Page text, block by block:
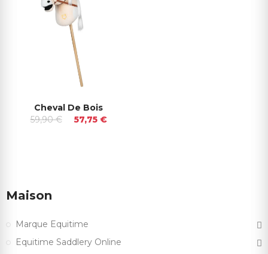
Cheval De Bois
59,90 €
57,75 €
Maison
Marque Equitime
Equitime Saddlery Online